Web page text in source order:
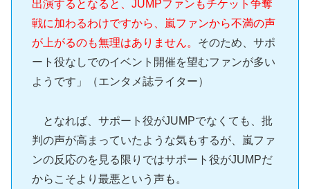
出演するとなると、JUMPファンもチケット争奪
戦に加わるわけですから、嵐ファンから不満の声
が上がるのも無理はありません。 そのため、サポ
ート役なしでのイベント開催を望むファンが多い
ようです」（エンタメ誌ライター）
となれば、サポート役がJUMPでなくても、批
判の声が高まっていたような気もするが、嵐ファ
ンの反応のを見る限りではサポート役がJUMPだ
からこそより最悪という声も。